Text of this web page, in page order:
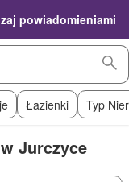
powiadomieniami
Łazienki Typ
Jurczyce